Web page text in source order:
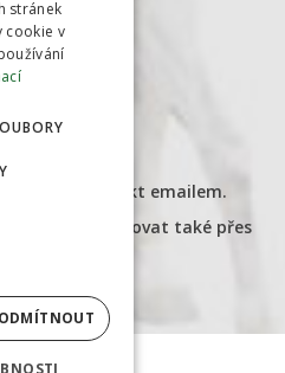
Třanovice
republika
kontakt emailem.
můžete kontaktovat také přes
stránek
cookie v